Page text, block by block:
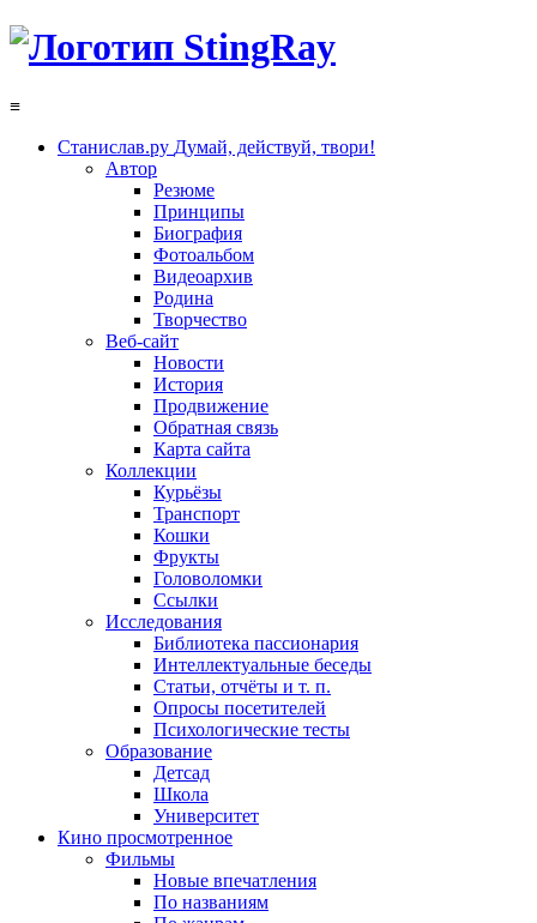
≡
Станислав.ру Думай, действуй, твори!
Автор
Резюме
Принципы
Биография
Фотоальбом
Видеоархив
Родина
Творчество
Веб-сайт
Новости
История
Продвижение
Обратная связь
Карта сайта
Коллекции
Курьёзы
Транспорт
Кошки
Фрукты
Головоломки
Ссылки
Исследования
Библиотека пассионария
Интеллектуальные беседы
Статьи, отчёты и т. п.
Опросы посетителей
Психологические тесты
Образование
Детсад
Школа
Университет
Кино просмотренное
Фильмы
Новые впечатления
По названиям